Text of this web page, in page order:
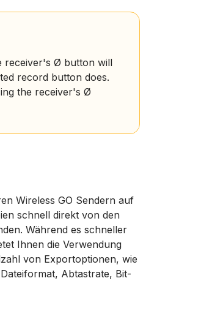
receiver's Ø button will
record button does.
the receiver's Ø
Wireless GO Sendern auf
schnell direkt von den
Während es schneller
Ihnen die Verwendung
von Exportoptionen, wie
Abtastrate, Bit-